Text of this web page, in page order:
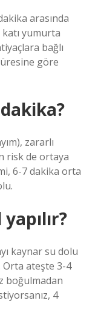
arasında
yumurta
bağlı
göre
zararlı
risk de ortaya
6-7 dakika orta
kaynar su dolu
Orta ateşte 3-4
boğulmadan
4